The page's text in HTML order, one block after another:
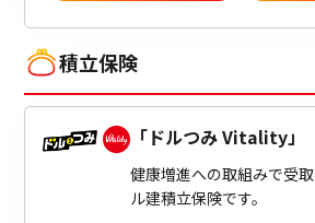
積立保険
「ドルつみ Vitality」
健康増進への取組みで受
ル建積立保険です。